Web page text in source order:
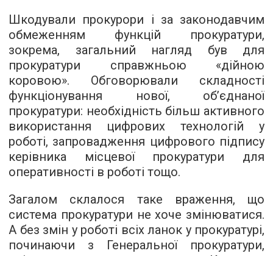
Шкодували прокурори і за законодавчим
обмеженням функцій прокуратури,
зокрема, загальний нагляд був для
прокуратури справжньою «дійною
коровою». Обговорювали складності
функціонування нової, об’єднаної
прокуратури: необхідність більш активного
використання цифрових технологій у
роботі, запровадження цифрового підпису
керівника місцевої прокуратури для
оперативності в роботі тощо.
Загалом склалося таке враження, що
система прокуратури не хоче змінюватися.
А без змін у роботі всіх ланок у прокуратурі,
починаючи з Генеральної прокуратури,